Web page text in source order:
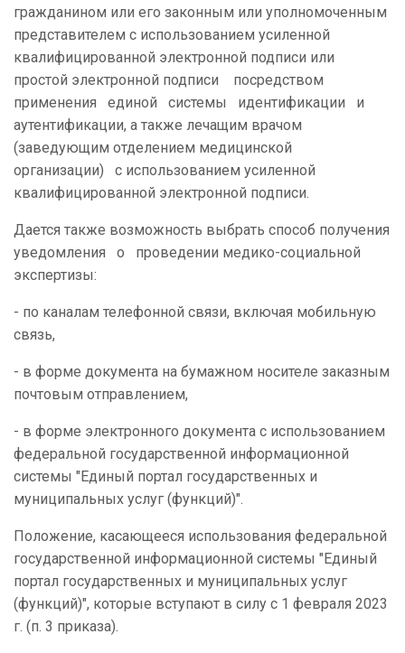
гражданином или его законным или уполномоченным
представителем с использованием усиленной
квалифицированной электронной подписи или
простой электронной подписи посредством
применения единой системы идентификации и
аутентификации, а также лечащим врачом
(заведующим отделением медицинской
организации) с использованием усиленной
квалифицированной электронной подписи.
Дается также возможность выбрать способ получения
уведомления о проведении медико-социальной
экспертизы:
- по каналам телефонной связи, включая мобильную
связь,
- в форме документа на бумажном носителе заказным
почтовым отправлением,
- в форме электронного документа с использованием
федеральной государственной информационной
системы "Единый портал государственных и
муниципальных услуг (функций)".
Положение, касающееся использования федеральной
государственной информационной системы "Единый
портал государственных и муниципальных услуг
(функций)", которые вступают в силу с 1 февраля 2023
г. (п. 3 приказа).